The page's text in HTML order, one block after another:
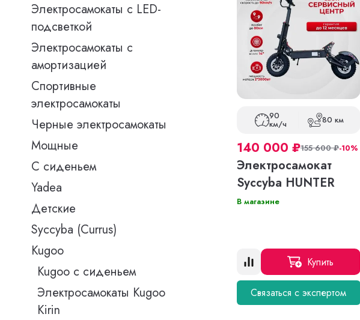
Электросамокаты с LED-
подсветкой
Электросамокаты с
амортизацией
Спортивные
электросамокаты
Черные электросамокаты
Мощные
С сиденьем
Yadea
Детские
Syccyba (Currus)
Kugoo
Kugoo с сиденьем
Электросамокаты Kugoo
Kirin
90
км/ч 80 км
140 000 ₽155 600₽-10%
Электросамокат
Syccyba HUNTER
В магазине
Купить
Связаться с экспертом